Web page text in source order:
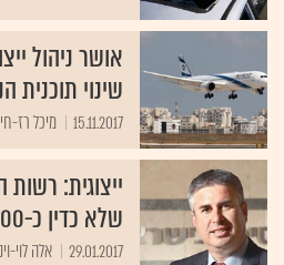
אושר ניהול
שינוי תוכנית
15.11.2017 מיכל רז-
ייצוגית:
שלא כדין כ-200 מ' ש' בשנה
29.01.2017 אלה לוי-